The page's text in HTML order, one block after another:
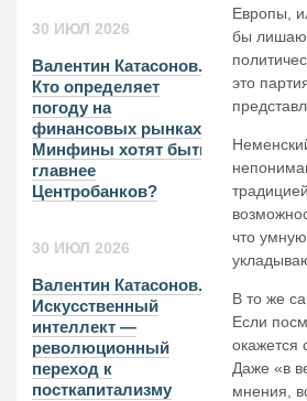
30 ИЮЛ 2026
Валентин Катасонов.
Кто определяет
погоду на
финансовых рынках?
Минфины хотят быть
главнее
Центробанков?
30 ИЮЛ 2026
Валентин Катасонов.
Искусственный
интеллект —
революционный
переход к
посткапитализму
Европы,
бы
это
что
В то же
Если
окажется
Даже «в
мнения,